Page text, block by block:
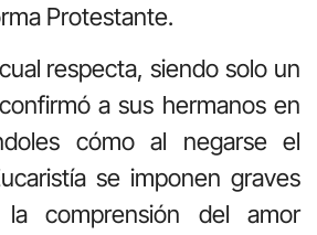
Protestante.
respecta, siendo solo un
a sus hermanos en
cómo al negarse el
se imponen graves
la comprensión del amor